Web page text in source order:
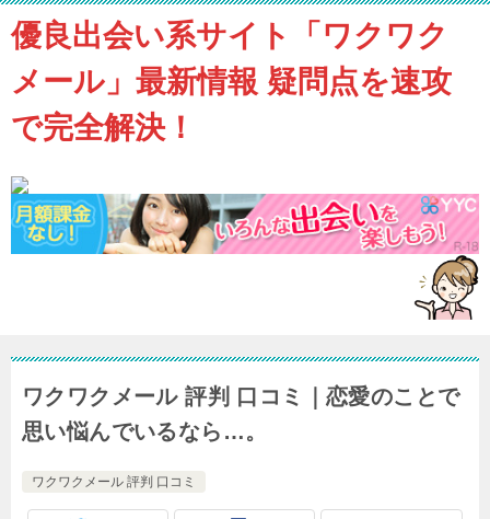
優良出会い系サイト「ワクワク
メール」最新情報 疑問点を速攻
で完全解決！
ワクワクメール 評判 口コミ｜恋愛のことで
思い悩んでいるなら…。
ワクワクメール 評判 口コミ